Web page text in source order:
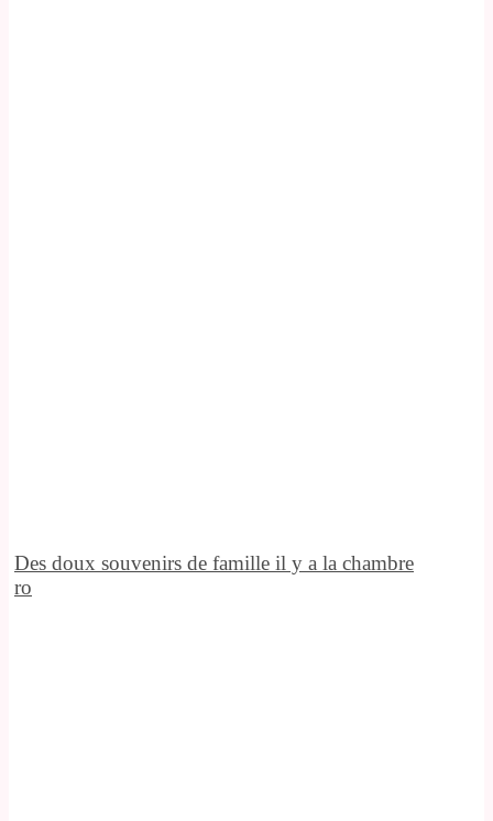
Des doux souvenirs de famille il y a la chambre
ro